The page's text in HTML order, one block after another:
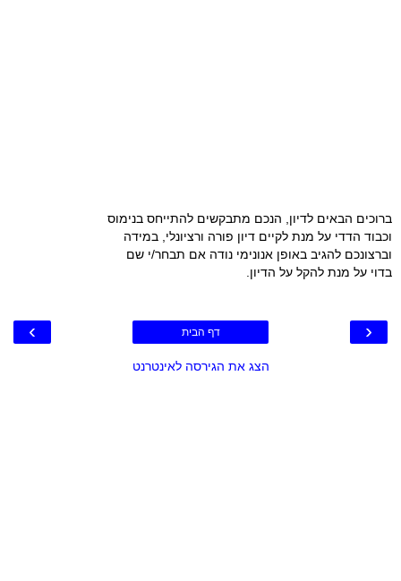
ברוכים הבאים לדיון, הנכם מתבקשים להתייחס בנימוס
וכבוד הדדי על מנת לקיים דיון פורה ורציונלי, במידה
וברצונכם להגיב באופן אנונימי נודה אם תבחר/י שם
בדוי על מנת להקל על הדיון.
‹
› דף הבית
הצג את הגירסה לאינטרנט